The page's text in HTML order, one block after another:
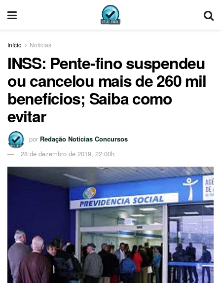
Início Notícias
INSS: Pente-fino suspendeu
ou cancelou mais de 260 mil
benefícios; Saiba como
evitar
por Redação Notícias Concursos
28 de dezembro de 2019, 22:00h